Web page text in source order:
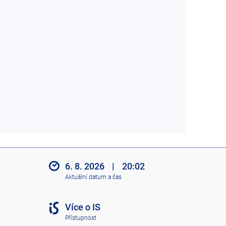
6. 8. 2026 | 20:02
Aktuální datum a čas
Více o IS
Přístupnost